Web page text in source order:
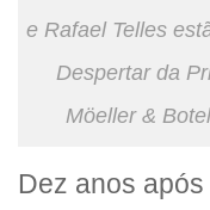
e Rafael Telles
Despertar da
Möeller &
Dez anos